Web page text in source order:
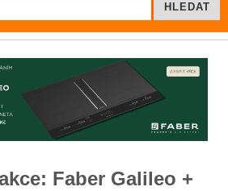
Faber Galileo +